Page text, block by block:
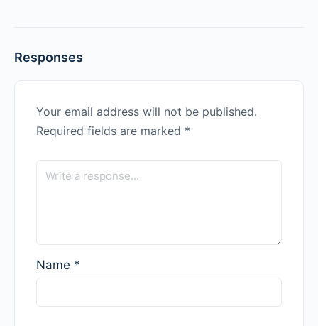
Responses
Your email address will not be published.
Required fields are marked *
Name *